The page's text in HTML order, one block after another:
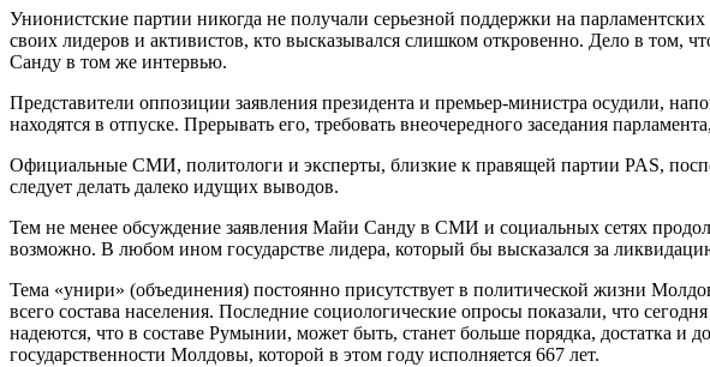
Унионистские партии никогда не получали серьезной поддержки на
своих лидеров и активистов, кто высказывался слишком откровенно. Дело в том,
Санду в том же интервью.
Представители оппозиции заявления президента и премьер-министра осудили,
находятся в отпуске. Прерывать его, требовать внеочередного заседания
Официальные СМИ, политологи и эксперты, близкие к правящей партии PAS,
следует делать далеко идущих выводов.
Тем не менее обсуждение заявления Майи Санду в СМИ и социальных сетях
возможно. В любом ином государстве лидера, который бы высказался за
Тема «унири» (объединения) постоянно присутствует в политической жизни
всего состава населения. Последние социологические опросы показали, что
надеются, что в составе Румынии, может быть, станет больше порядка, достатка
государственности Молдовы, которой в этом году исполняется 667 лет.